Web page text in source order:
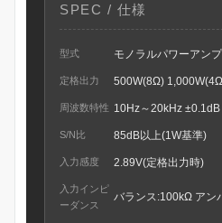
SPEC / 仕様
型式 モノラルパワーアンプ
定格出力 500W(8Ω)
周波数特性 10Hz～20kHz ±0.1dB
S/N比 85dB以上(1W基準)
入力感度 2.89V(定格出力時)
入力インピ
ーダンス
バランス:100kΩ アン